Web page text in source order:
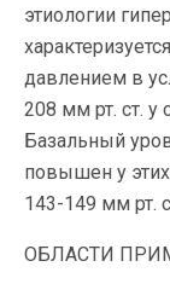
этиологии
давлением в
208 мм рт. ст. у
Базальный
повышен у
143-149 мм рт.
ОБЛАСТИ